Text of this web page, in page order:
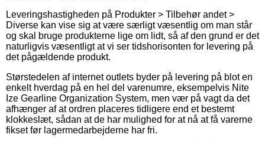
Leveringshastigheden på Produkter > Tilbehør andet >
Diverse kan vise sig at være særligt væsentlig om man står
og skal bruge produkterne lige om lidt, så af den grund er det
naturligvis væsentligt at vi ser tidshorisonten for levering på
det pågældende produkt.
Størstedelen af internet outlets byder på levering på blot en
enkelt hverdag på en hel del varenumre, eksempelvis Nite
Ize Gearline Organization System, men vær på vagt da det
afhænger af at ordren placeres tidligere end et bestemt
klokkeslæt, sådan at de har mulighed for at nå at få varerne
fikset før lagermedarbejderne har fri.